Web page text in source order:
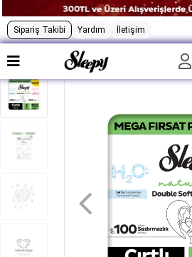
Sipariş Takibi Yardım İletişim